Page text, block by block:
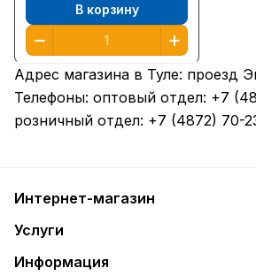
В корзину
Адрес магазина в Туле: проезд
Телефоны: оптовый отдел: +7
розничный отдел: +7 (4872) 70-
Интернет-магазин
Услуги
Информация